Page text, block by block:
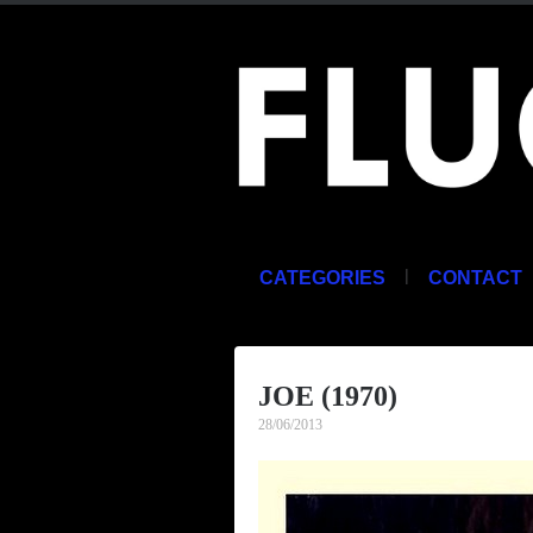
CATEGORIES | CONTACT
JOE (1970)
28/06/2013